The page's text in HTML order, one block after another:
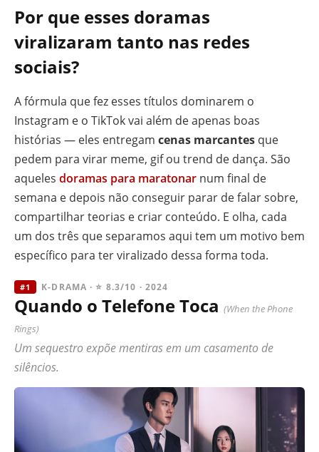
Por que esses doramas
viralizaram tanto nas redes
sociais?
A fórmula que fez esses títulos dominarem o
Instagram e o TikTok vai além de apenas boas
histórias — eles entregam cenas marcantes que
pedem para virar meme, gif ou trend de dança. São
aqueles doramas para maratonar num final de
semana e depois não conseguir parar de falar sobre,
compartilhar teorias e criar conteúdo. E olha, cada
um dos três que separamos aqui tem um motivo bem
específico para ter viralizado dessa forma toda.
#1 K-DRAMA · ⭐ 8.3/10 · 2024
Quando o Telefone Toca (When the Phone
Rings)
Um sequestro expõe mentiras em um casamento de
silêncios.